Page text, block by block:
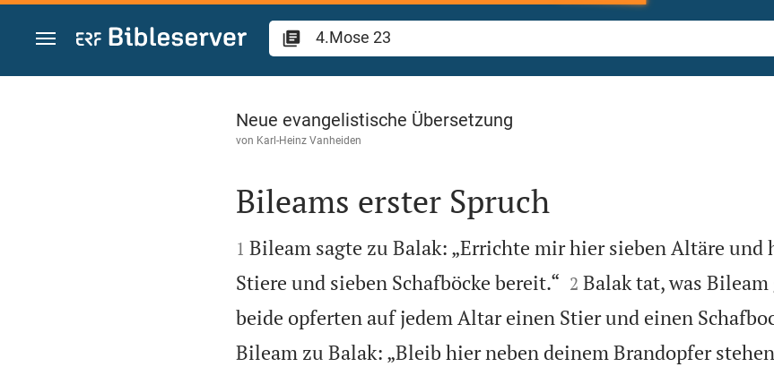
Zum Inhalt springen
4.Mose 23
Neue evangelistische Übersetzung
von Karl-Heinz Vanheiden

Bileams erster Spruch

1 Bileam sagte zu Balak: „Errichte mir hier sieben Altäre und
Stiere und sieben Schafböcke bereit.“
2 Balak tat, was
beide opferten auf jedem Altar einen Stier und einen
Bileam zu Balak: „Bleib hier neben deinem Brandopfer